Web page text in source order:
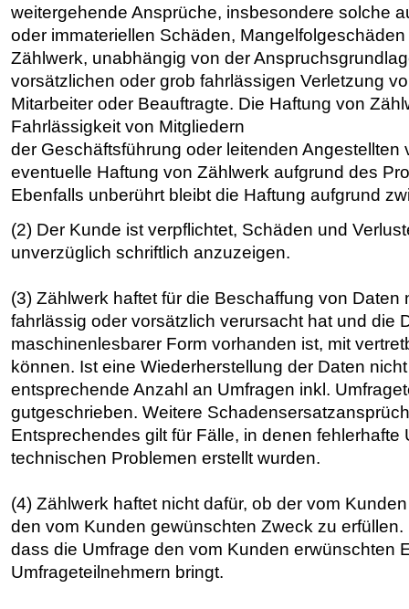
weitergehende Ansprüche, insbesondere solche
oder immateriellen Schäden,
Zählwerk, unabhängig von der
vorsätzlichen oder grob fahrlässigen Verletzung
Mitarbeiter oder Beauftragte. Die Haftung von
Fahrlässigkeit von Mitgliedern
der Geschäftsführung oder leitenden
eventuelle Haftung von Zählwerk aufgrund des
Ebenfalls unberührt bleibt die Haftung aufgrund
(2) Der Kunde ist verpflichtet, Schäden und
unverzüglich schriftlich anzuzeigen.
(3) Zählwerk haftet für die Beschaffung von
fahrlässig oder vorsätzlich verursacht hat und die
maschinenlesbarer Form vorhanden ist, mit
können. Ist eine Wiederherstellung der Daten
entsprechende Anzahl an Umfragen inkl.
gutgeschrieben. Weitere
Entsprechendes gilt für Fälle, in denen
technischen Problemen erstellt wurden.
(4) Zählwerk haftet nicht dafür, ob der vom
den vom Kunden gewünschten Zweck zu
dass die Umfrage den vom Kunden erwünschten
Umfrageteilnehmern bringt.